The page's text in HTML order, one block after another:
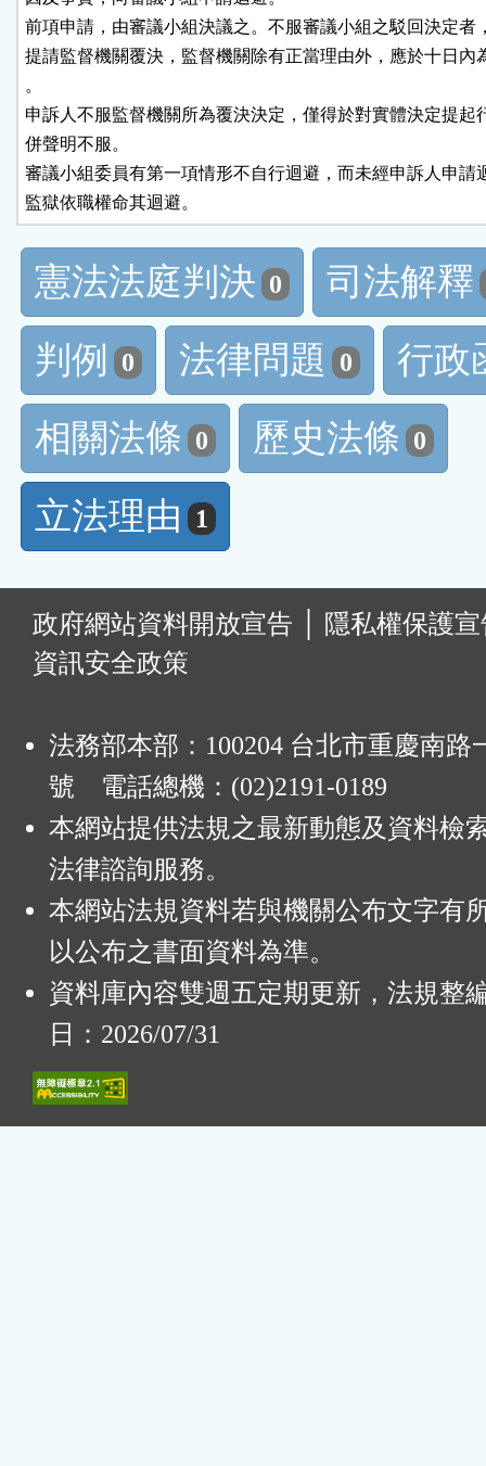
前項申請，由審議小組決議之。不服審議小組之駁回決定者
提請監督機關覆決，監督機關除有正當理由外，應於十日內
。
申訴人不服監督機關所為覆決決定，僅得於對實體決定提起
併聲明不服。
審議小組委員有第一項情形不自行迴避，而未經申訴人申請
監獄依職權命其迴避。
憲法法庭判決 0
司法解釋
判例
0 法律問題 0
行政
相關法條 0 歷史法條 0
立法理由 1
政府網站資料開放宣告
隱私權保護
資訊安全政策
法務部本部：100204 台北市重慶南路
號 電話總機：(02)2191-0189
本網站提供法規之最新動態及資料檢
法律諮詢服務。
本網站法規資料若與機關公布文字有
以公布之書面資料為準。
資料庫內容雙週五定期更新，法規整
日：2026/07/31